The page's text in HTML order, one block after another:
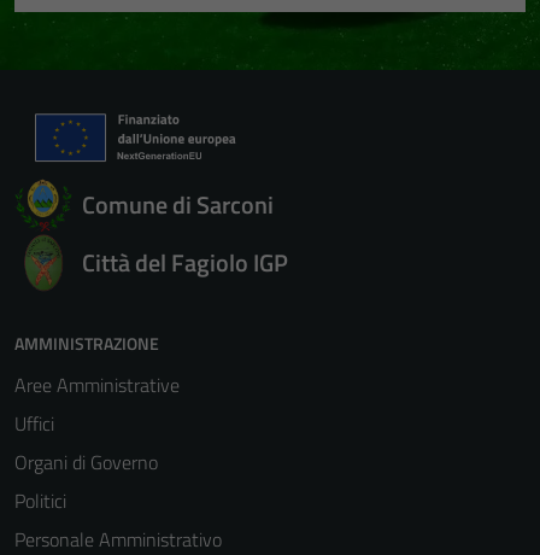
Comune di Sarconi
Città del Fagiolo IGP
AMMINISTRAZIONE
Aree Amministrative
Uffici
Organi di Governo
Politici
Personale Amministrativo